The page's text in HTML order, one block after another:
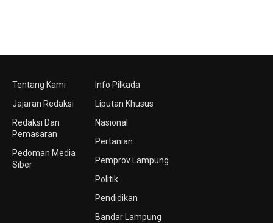
Tentang Kami
Jajaran Redaksi
Redaksi Dan
Pemasaran
Pedoman Media
Siber
Info Pilkada
Liputan Khusus
Nasional
Pertanian
Pemprov Lampung
Politik
Pendidikan
Bandar Lampung